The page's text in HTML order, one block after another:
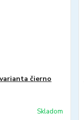
čierno
Skladom